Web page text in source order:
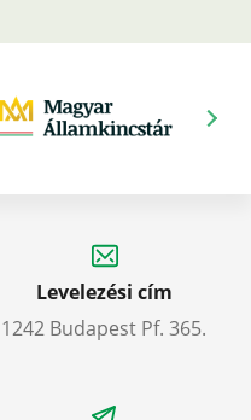
Levelezési cím
1242 Budapest Pf. 365.